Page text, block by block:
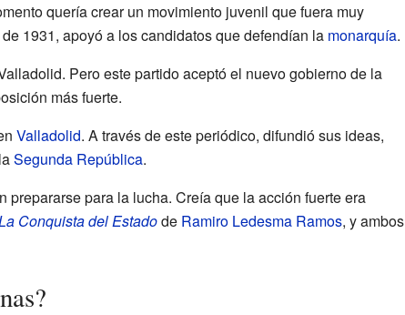
quería crear un movimiento juvenil que fuera muy
1931, apoyó a los candidatos que defendían la monarquía.
Pero este partido aceptó el nuevo gobierno de la
más fuerte.
Valladolid. A través de este periódico, difundió sus ideas,
Segunda República.
para la lucha. Creía que la acción fuerte era
Conquista del Estadode Ramiro Ledesma Ramos, y ambos